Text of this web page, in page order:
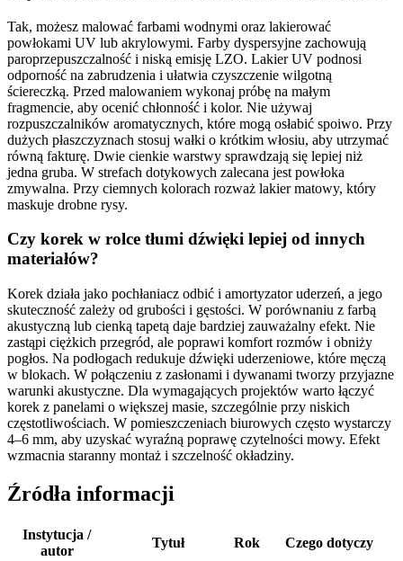
Tak, możesz malować farbami wodnymi oraz lakierować
powłokami UV lub akrylowymi. Farby dyspersyjne zachowują
paroprzepuszczalność i niską emisję LZO. Lakier UV podnosi
odporność na zabrudzenia i ułatwia czyszczenie wilgotną
ściereczką. Przed malowaniem wykonaj próbę na małym
fragmencie, aby ocenić chłonność i kolor. Nie używaj
rozpuszczalników aromatycznych, które mogą osłabić spoiwo. Przy
dużych płaszczyznach stosuj wałki o krótkim włosiu, aby utrzymać
równą fakturę. Dwie cienkie warstwy sprawdzają się lepiej niż
jedna gruba. W strefach dotykowych zalecana jest powłoka
zmywalna. Przy ciemnych kolorach rozważ lakier matowy, który
maskuje drobne rysy.
Czy korek w rolce tłumi dźwięki lepiej od innych
materiałów?
Korek działa jako pochłaniacz odbić i amortyzator uderzeń, a jego
skuteczność zależy od grubości i gęstości. W porównaniu z farbą
akustyczną lub cienką tapetą daje bardziej zauważalny efekt. Nie
zastąpi ciężkich przegród, ale poprawi komfort rozmów i obniży
pogłos. Na podłogach redukuje dźwięki uderzeniowe, które męczą
w blokach. W połączeniu z zasłonami i dywanami tworzy przyjazne
warunki akustyczne. Dla wymagających projektów warto łączyć
korek z panelami o większej masie, szczególnie przy niskich
częstotliwościach. W pomieszczeniach biurowych często wystarczy
4–6 mm, aby uzyskać wyraźną poprawę czytelności mowy. Efekt
wzmacnia staranny montaż i szczelność okładziny.
Źródła informacji
Instytucja /
autor
Tytuł Rok Czego dotyczy